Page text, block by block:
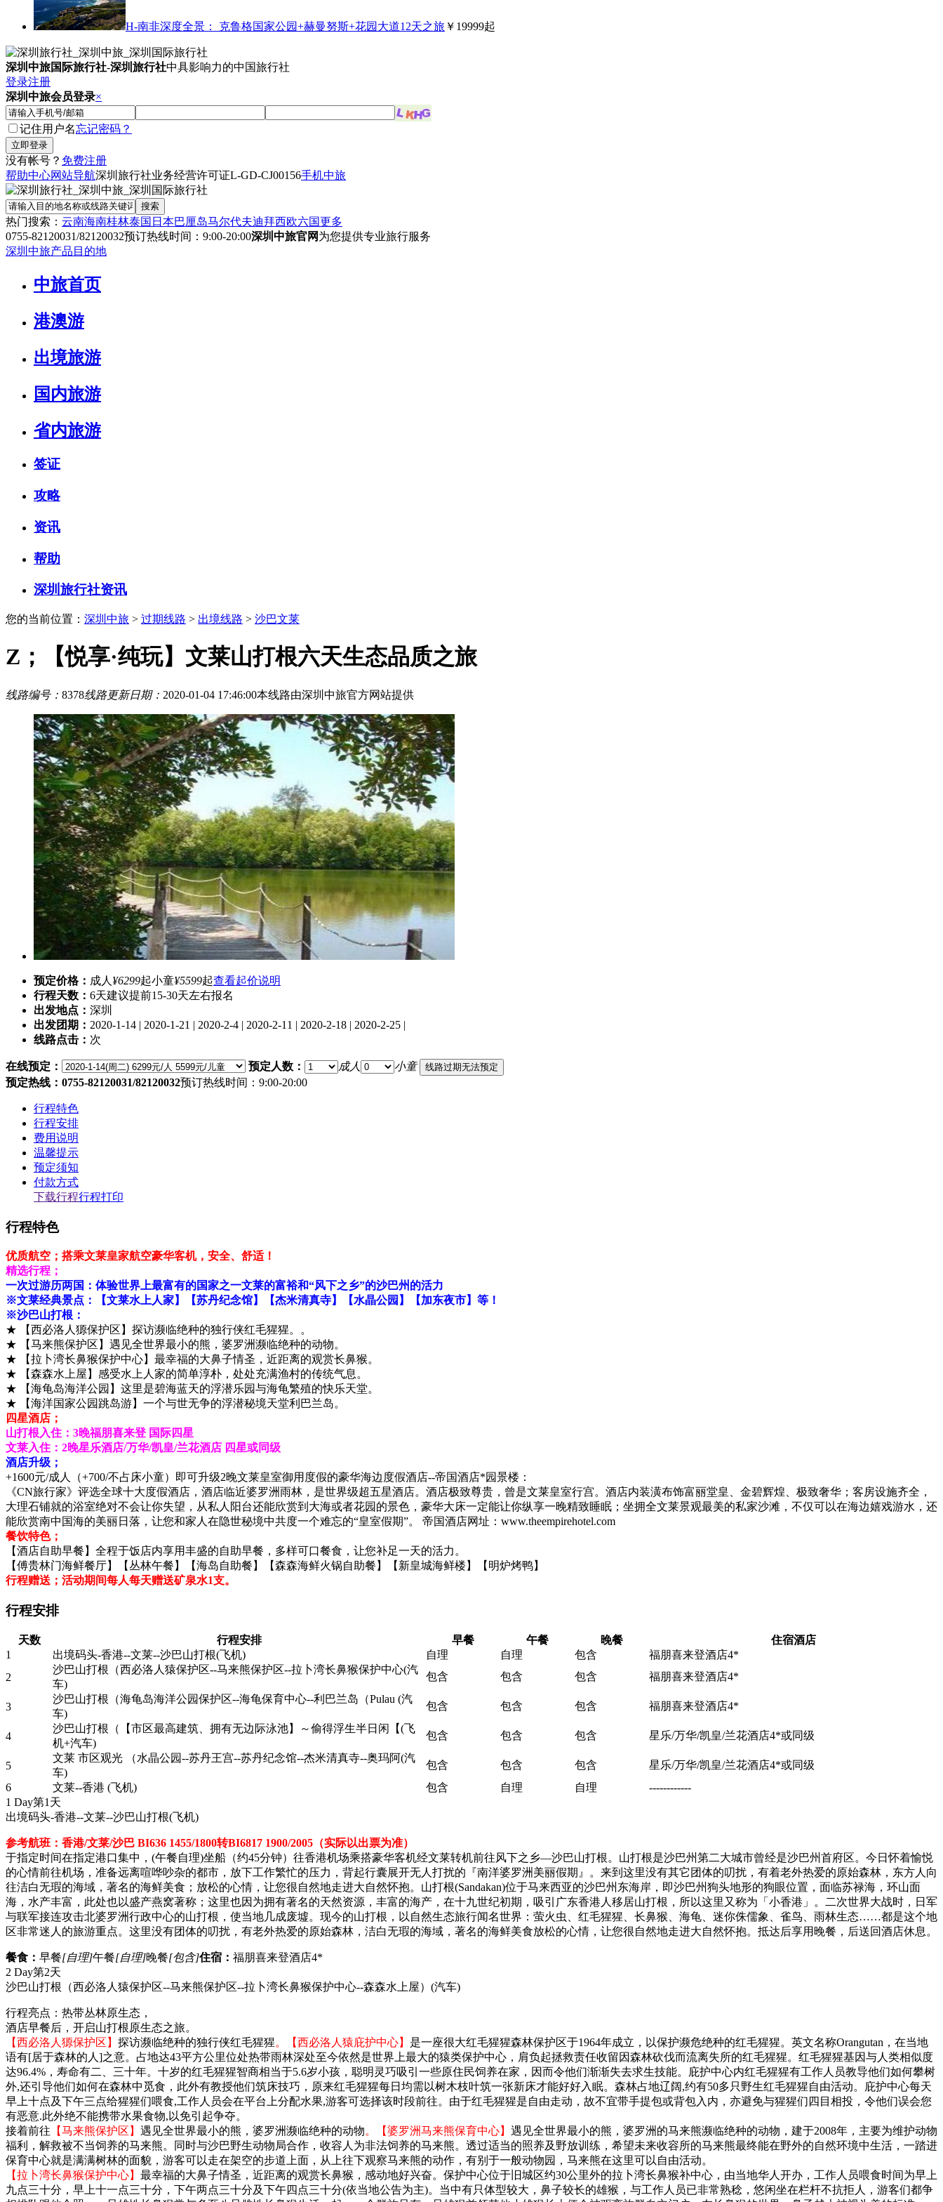
H-南非深度全景： 克鲁格国家公园+赫曼努斯+花园大道12天之旅 ￥19999起
深圳中旅国际旅行社-深圳旅行社中具影响力的中国旅行社
登录注册
深圳中旅会员登录×
记住用户名忘记密码？
没有帐号？ 免费注册
帮助中心网站导航深圳旅行社业务经营许可证L-GD-CJ00156手机中旅
热门搜索： 云南海南桂林泰国 日本巴厘岛马尔代夫迪拜西欧六国更多
0755-82120031/82120032预订热线时间：9:00-20:00深圳中旅官网为您提供专业旅行服务
深圳中旅产品目的地
中旅首页
港澳游
出境旅游
国内旅游
省内旅游
签证
攻略
资讯
帮助
深圳旅行社资讯
您的当前位置： 深圳中旅 > 过期线路 > 出境线路 > 沙巴文莱
Z；【悦享·纯玩】文莱山打根六天生态品质之旅
线路编号： 8378线路更新日期： 2020-01-04 17:46:00本线路由深圳中旅官方网站提供
预定价格： 成人 ¥6299起小童¥5599起查看起价说明
行程天数： 6天建议提前15-30天左右报名
出发地点： 深圳
出发团期： 2020-1-14 | 2020-1-21 | 2020-2-4 | 2020-2-11 | 2020-2-18 | 2020-2-25 |
线路点击： 次
在线预定： 预定人数： 成人
小童
预定热线：0755-82120031/82120032预订热线时间：9:00-20:00
行程特色
行程安排
费用说明
温馨提示
预定须知
付款方式
下载行程行程打印
行程特色
优质航空；搭乘文莱皇家航空豪华客机，安全、舒适！
精选行程；
一次过游历两国：体验世界上最富有的国家之一文莱的富裕和“风下之乡”的沙巴州的活力
※文莱经典景点：【文莱水上人家】【苏丹纪念馆】【杰米清真寺】【水晶公园】【加东夜市】等！
※沙巴山打根：
★ 【西必洛人獂保护区】探访濒临绝种的独行侠红毛猩猩。。
★ 【马来熊保护区】遇见全世界最小的熊，婆罗洲濒临绝种的动物。
★ 【拉卜湾长鼻猴保护中心】最幸福的大鼻子情圣，近距离的观赏长鼻猴。
★ 【森森水上屋】感受水上人家的简单淳朴，处处充满渔村的传统气息。
★ 【海龟岛海洋公园】这里是碧海蓝天的浮潜乐园与海龟繁殖的快乐天堂。
★ 【海洋国家公园跳岛游】一个与世无争的浮潜秘境天堂利巴兰岛。
四星酒店；
山打根入住：3晚福朋喜来登 国际四星
文莱入住：2晚星乐酒店/万华/凯皇/兰花酒店 四星或同级
酒店升级；
+1600元/成人（+700/不占床小童）即可升级2晚文莱皇室御用度假的豪华海边度假酒店--帝国酒店*园景楼：
《CN旅行家》评选全球十大度假酒店，酒店临近婆罗洲雨林，是世界级超五星酒店。酒店极致尊贵，曾是文莱皇室行宫。酒店内装潢布饰富丽堂皇、金碧辉煌、极致奢华；客房设施齐全，
大理石铺就的浴室绝对不会让你失望，从私人阳台还能欣赏到大海或者花园的景色，豪华大床一定能让你纵享一晚精致睡眠；坐拥全文莱景观最美的私家沙滩，不仅可以在海边嬉戏游水，还
能欣赏南中国海的美丽日落，让您和家人在隐世秘境中共度一个难忘的“皇室假期”。 帝国酒店网址：www.theempirehotel.com
餐饮特色；
【酒店自助早餐】全程于饭店内享用丰盛的自助早餐，多样可口餐食，让您补足一天的活力。
【傅贵林门海鲜餐厅】【丛林午餐】【海岛自助餐】【森森海鲜火锅自助餐】【新皇城海鲜楼】【明炉烤鸭】
行程赠送；活动期间每人每天赠送矿泉水1支。
行程安排
天数 行程安排 早餐 午餐 晚餐
住宿酒店
1
出境码头-香港--文莱--沙巴山打根(飞机) 自理 自理 包含
福朋喜来登酒店4*
2
沙巴山打根（西必洛人猿保护区--马来熊保护区--拉卜湾长鼻猴保护中心(汽
车)
包含 包含 包含 福朋喜来登酒店4*
3
沙巴山打根（海龟岛海洋公园保护区--海龟保育中心--利巴兰岛（Pulau (汽
车)
包含 包含 包含 福朋喜来登酒店4*
4
沙巴山打根（【市区最高建筑、拥有无边际泳池】～偷得浮生半日闲【(飞
机+汽车)
包含 包含 包含 星乐/万华/凯皇/兰花酒店4*或同级
5
文莱 市区观光 （水晶公园--苏丹王宫--苏丹纪念馆--杰米清真寺--奥玛阿(汽
车)
包含 包含 包含
星乐/万华/凯皇/兰花酒店4*或同级
6
文莱--香港 (飞机) 包含 自理 自理
------------
1 Day第1天
出境码头-香港--文莱--沙巴山打根(飞机)
参考航班：香港/文莱/沙巴 BI636 1455/1800转BI6817 1900/2005（实际以出票为准）
于指定时间在指定港口集中，(午餐自理)坐船（约45分钟）往香港机场乘搭豪华客机经文莱转机前往风下之乡—沙巴山打根。山打根是沙巴州第二大城市曾经是沙巴州首府区。今日怀着愉悦
的心情前往机场，准备远离喧哗吵杂的都市，放下工作繁忙的压力，背起行囊展开无人打扰的『南洋婆罗洲美丽假期』。来到这里没有其它团体的叨扰，有着老外热爱的原始森林，东方人向
往洁白无瑕的海域，著名的海鲜美食；放松的心情，让您很自然地走进大自然怀抱。山打根(Sandakan)位于马来西亚的沙巴州东海岸，即沙巴州狗头地形的狗眼位置，面临苏禄海，环山面
海，水产丰富，此处也以盛产燕窝著称；这里也因为拥有著名的天然资源，丰富的海产，在十九世纪初期，吸引广东香港人移居山打根，所以这里又称为「小香港」。二次世界大战时，日军
与联军接连攻击北婆罗洲行政中心的山打根，使当地几成废墟。现今的山打根，以自然生态旅行闻名世界：萤火虫、红毛猩猩、长鼻猴、海龟、迷你侏儒象、雀鸟、雨林生态……都是这个地
区非常迷人的旅游重点。这里没有团体的叨扰，有老外热爱的原始森林，洁白无瑕的海域，著名的海鲜美食放松的心情，让您很自然地走进大自然怀抱。抵达后享用晚餐，后送回酒店休息。
餐食： 早餐[自理]午餐[自理]晚餐[包含]住宿： 福朋喜来登酒店4*
2 Day第2天
沙巴山打根（西必洛人猿保护区--马来熊保护区--拉卜湾长鼻猴保护中心--森森水上屋） (汽车)
行程亮点：热带丛林原生态，
酒店早餐后，开启山打根原生态之旅。
【西必洛人獂保护区】 探访濒临绝种的独行侠红毛猩猩。【西必洛人猿庇护中心】 是一座很大红毛猩猩森林保护区于1964年成立，以保护濒危绝种的红毛猩猩。英文名称Orangutan，在当地
语有[居于森林的人]之意。占地达43平方公里位处热带雨林深处至今依然是世界上最大的猿类保护中心，肩负起拯救责任收留因森林砍伐而流离失所的红毛猩猩。红毛猩猩基因与人类相似度
达96.4%，寿命有二、三十年。十岁的红毛猩猩智商相当于5.6岁小孩，聪明灵巧吸引一些原住民饲养在家，因而令他们渐渐失去求生技能。庇护中心内红毛猩猩有工作人员教导他们如何攀树
外,还引导他们如何在森林中觅食，此外有教授他们筑床技巧，原来红毛猩猩每日均需以树木枝叶筑一张新床才能好好入眠。森林占地辽阔,约有50多只野生红毛猩猩自由活动。庇护中心每天
早上十点及下午三点给猩猩们喂食,工作人员会在平台上分配水果,游客可选择该时段前往。由于红毛猩猩是自由走动，故不宜带手提包或背包入内，亦避免与猩猩们四目相投，令他们误会您
有恶意.此外绝不能携带水果食物,以免引起争夺。
接着前往 【马来熊保护区】 遇见全世界最小的熊，婆罗洲濒临绝种的动物。【婆罗洲马来熊保育中心】 遇见全世界最小的熊，婆罗洲的马来熊濒临绝种的动物，建于2008年，主要为维护动物
福利，解救被不当饲养的马来熊。同时与沙巴野生动物局合作，收容人为非法饲养的马来熊。透过适当的照养及野放训练，希望未来收容所的马来熊最终能在野外的自然环境中生活，一踏进
保育中心就是满满树林的面貌，游客可以走在架空的步道上面，从上往下观察马来熊的动作，有别于一般动物园，马来熊在这里可以自由活动。
【拉卜湾长鼻猴保护中心】 最幸福的大鼻子情圣，近距离的观赏长鼻猴，感动地好兴奋。保护中心位于旧城区约30公里外的拉卜湾长鼻猴补中心，由当地华人开办，工作人员喂食时间为早上
九点三十分，早上十一点三十分，下午两点三十分及下午四点三十分(依当地公告为主)。当中有只体型较大，鼻子较长的雄猴，与工作人员已非常熟稔，悠闲坐在栏杆不抗拒人，游客们都争